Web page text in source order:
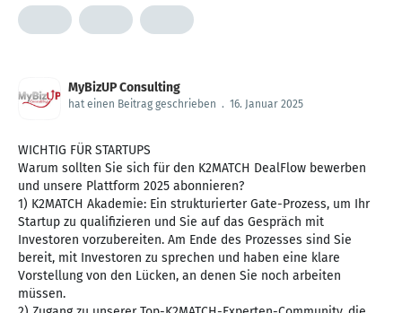
MyBizUP Consulting
hat einen Beitrag geschrieben . 16. Januar 2025
WICHTIG FÜR STARTUPS
Warum sollten Sie sich für den K2MATCH DealFlow bewerben
und unsere Plattform 2025 abonnieren?
1) K2MATCH Akademie: Ein strukturierter Gate-Prozess, um Ihr
Startup zu qualifizieren und Sie auf das Gespräch mit
Investoren vorzubereiten. Am Ende des Prozesses sind Sie
bereit, mit Investoren zu sprechen und haben eine klare
Vorstellung von den Lücken, an denen Sie noch arbeiten
müssen.